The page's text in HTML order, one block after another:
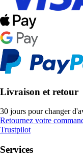
Livraison et retour
30 jours pour changer
Retournez votre
Trustpilot
Services